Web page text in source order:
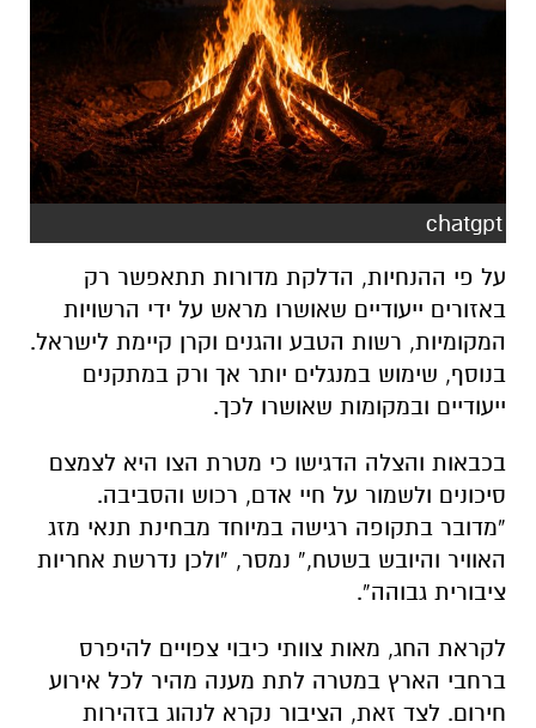
chatgpt
על פי ההנחיות, הדלקת מדורות תתאפשר רק
באזורים ייעודיים שאושרו מראש על ידי הרשויות
המקומיות, רשות הטבע והגנים וקרן קיימת לישראל.
בנוסף, שימוש במנגלים יותר אך ורק במתקנים
ייעודיים ובמקומות שאושרו לכך.
בכבאות והצלה הדגישו כי מטרת הצו היא לצמצם
סיכונים ולשמור על חיי אדם, רכוש והסביבה.
“מדובר בתקופה רגישה במיוחד מבחינת תנאי מזג
האוויר והיובש בשטח,” נמסר, “ולכן נדרשת אחריות
ציבורית גבוהה”.
לקראת החג, מאות צוותי כיבוי צפויים להיפרס
ברחבי הארץ במטרה לתת מענה מהיר לכל אירוע
חירום. לצד זאת, הציבור נקרא לנהוג בזהירות